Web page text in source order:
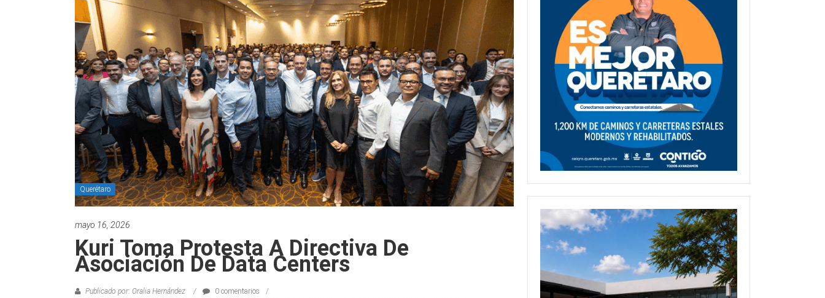
Querétaro
mayo 16, 2026
Kuri Toma Protesta A Directiva De
Asociación De Data Centers
Publicado por: Oralia Hernández
0 comentarios